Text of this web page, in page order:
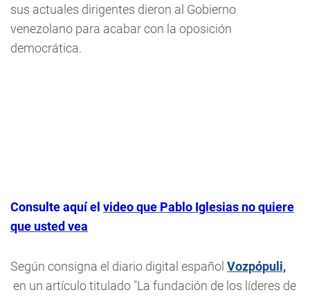
sus actuales dirigentes dieron al Gobierno
venezolano para acabar con la oposición
democrática.
Consulte aquí el video que Pablo Iglesias no quiere
que usted vea
Según consigna el diario digital español Vozpópuli,
en un artículo titulado "La fundación de los líderes de